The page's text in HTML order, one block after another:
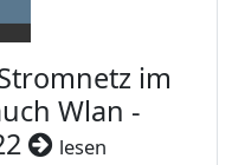
im
Wlan -
lesen